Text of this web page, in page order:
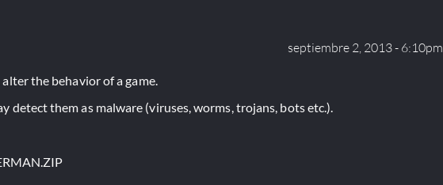
septiembre 2, 2013 - 6:10pm
the behavior of a game.
detect them as malware (viruses, worms, trojans, bots etc.).